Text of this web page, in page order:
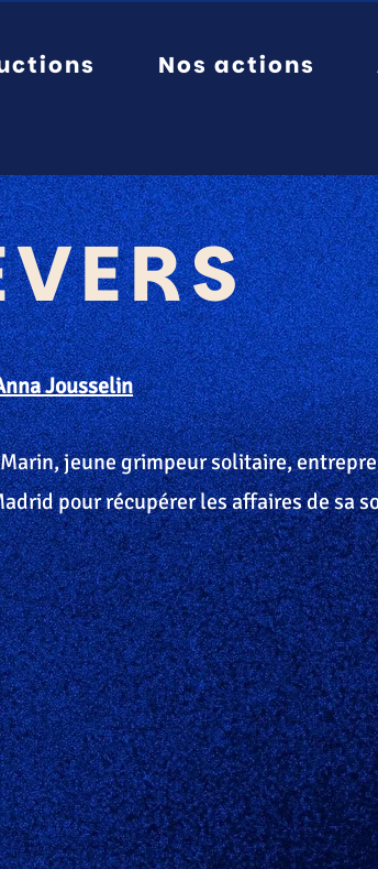
Nos actions
Jousselin
jeune grimpeur solitaire,
pour récupérer les affaires de sa